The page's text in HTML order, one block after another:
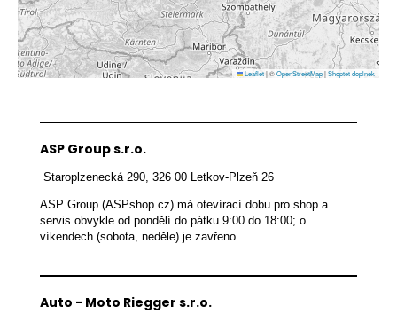
Leaflet|©OpenStreetMap|Shoptet doplnek
ASP Group s.r.o.
Staroplzenecká 290, 326 00 Letkov-Plzeň 26
ASP Group (ASPshop.cz) má otevírací dobu pro shop a
servis obvykle od pondělí do pátku 9:00 do 18:00; o
víkendech (sobota, neděle) je zavřeno.
Auto - Moto Riegger s.r.o.
u
j
e
m
10X2.5
800